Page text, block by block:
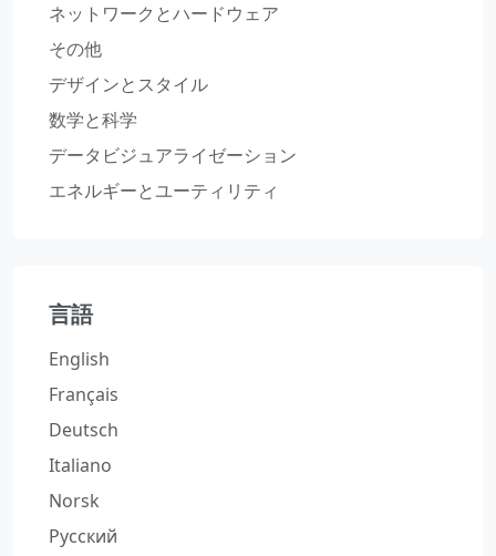
ネットワークとハードウェア
その他
デザインとスタイル
数学と科学
データビジュアライゼーション
エネルギーとユーティリティ
言語
English
Français
Deutsch
Italiano
Norsk
Русский